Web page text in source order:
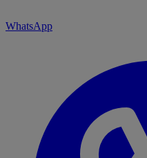
WhatsApp